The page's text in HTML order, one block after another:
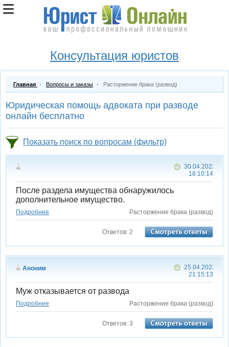
Консультация юристов
Главная Вопросы и заказы Расторжение брака (развод)
Юридическая помощь адвоката при разводе
онлайн бесплатно
Показать поиск по вопросам (фильтр)
30.04.2023
18:10:14
После раздела имущества обнаружилось
дополнительное имущество.
Подробнее Расторжение брака (развод)
Ответов: 2
Аноним
25.04.2023
21:15:13
Муж отказывается от развода
Подробнее Расторжение брака (развод)
Ответов: 3